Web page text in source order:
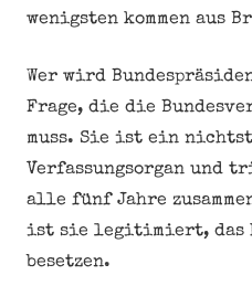
wenigsten kommen aus
Wer wird
Frage, die die
muss. Sie ist ein
Verfassungsorgan und
alle fünf Jahre
ist sie legitimiert, das
besetzen.